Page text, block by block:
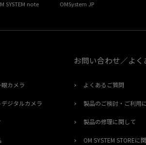
SYSTEM note OMSystem JP
カメラ
ジタルカメラ
お問い合わせ／よ
よくあるご質問
製品のご検討・ご利用
製品の修理に関して
OM SYSTEM STOREに